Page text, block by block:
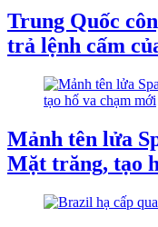
Trung Quốc
trả lệnh cấm
Mảnh tên lửa
Mặt trăng, tạo